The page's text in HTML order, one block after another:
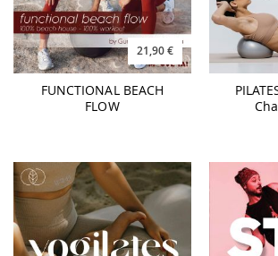
21,90 €
FUNCTIONAL BEACH
FLOW